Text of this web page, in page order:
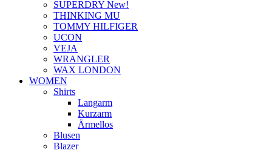
SUPERDRY New!
THINKING MU
TOMMY HILFIGER
UCON
VEJA
WRANGLER
WAX LONDON
WOMEN
Shirts
Langarm
Kurzarm
Ärmellos
Blusen
Blazer